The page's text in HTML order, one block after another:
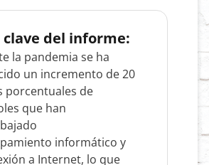
clave del informe:
la pandemia se ha
un incremento de 20
porcentuales de
que han
informático y
a Internet, lo que